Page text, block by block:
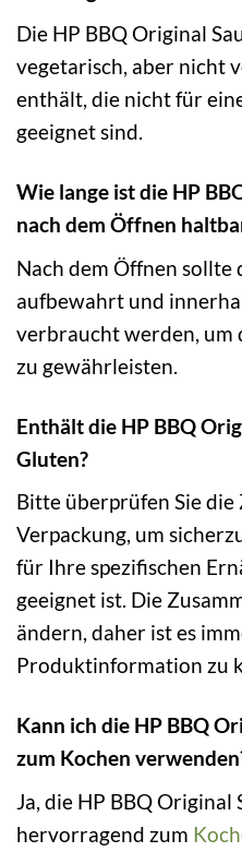
Die HP BBQ Original
vegetarisch, aber nicht
enthält, die nicht für
geeignet sind.
Wie lange ist die HP
nach dem Öffnen
Nach dem Öffnen sollte
aufbewahrt und
verbraucht werden, um
zu gewährleisten.
Enthält die HP BBQ
Gluten?
Bitte überprüfen Sie
Verpackung, um
für Ihre spezifischen
geeignet ist. Die
ändern, daher ist es
Produktinformation zu
Kann ich die HP BBQ
zum Kochen
Ja, die HP BBQ Original
hervorragend zum